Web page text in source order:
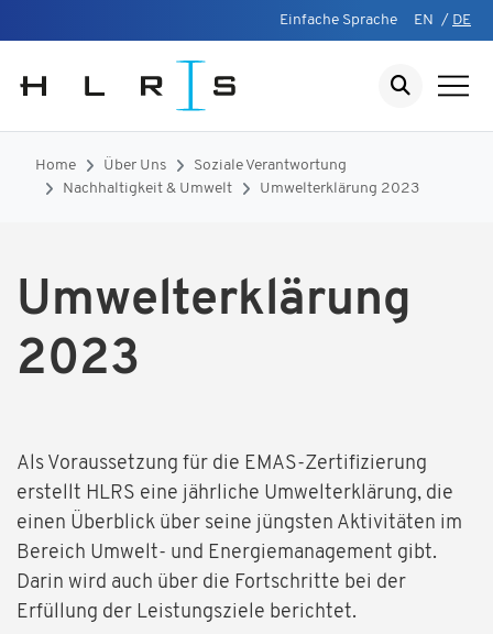
Einfache Sprache EN / DE
Home Über Uns
Soziale Verantwortung
Nachhaltigkeit & Umwelt
Umwelterklärung 2023
Umwelterklärung
2023
Als Voraussetzung für die EMAS-Zertifizierung
erstellt HLRS eine jährliche Umwelterklärung, die
einen Überblick über seine jüngsten Aktivitäten im
Bereich Umwelt- und Energiemanagement gibt.
Darin wird auch über die Fortschritte bei der
Erfüllung der Leistungsziele berichtet.